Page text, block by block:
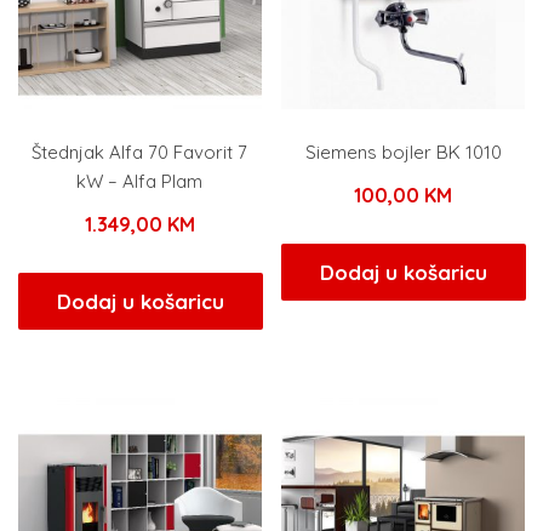
Štednjak Alfa 70 Favorit 7
kW – Alfa Plam
1.349,00 KM
Dodaj u košaricu
Siemens bojler BK 1010
100,00 KM
Dodaj u košaricu